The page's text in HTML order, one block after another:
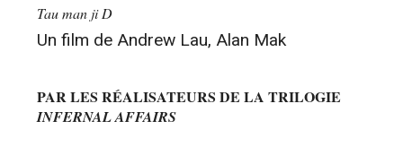
Tau man ji D
Un film de Andrew Lau, Alan Mak
PAR LES RÉALISATEURS DE LA TRILOGIE
INFERNAL AFFAIRS